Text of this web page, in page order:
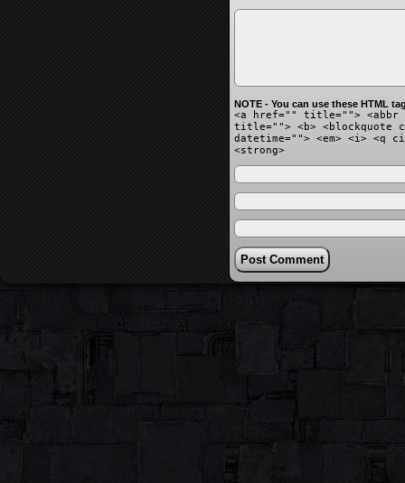
NOTE - You can use these HTML
<a href="" title=""> <abbr
title=""> <b> <blockquote
datetime=""> <em> <i> <q
<strong>